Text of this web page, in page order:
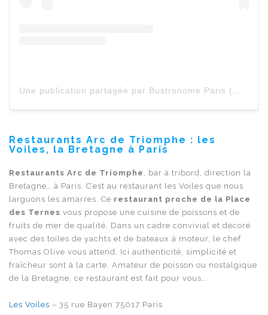
Une publication partagée par Bustronome Paris (@bustronomeparis)
Restaurants Arc de Triomphe : les
Voiles, la Bretagne à Paris
Restaurants Arc de Triomphe , bar à tribord, direction la
Bretagne… à Paris. C’est au restaurant les Voiles que nous
larguons les amarres. Ce restaurant proche de la Place
des Ternes vous propose une cuisine de poissons et de
fruits de mer de qualité. Dans un cadre convivial et décoré
avec des toiles de yachts et de bateaux à moteur, le chef
Thomas Olive vous attend. Ici authenticité, simplicité et
fraîcheur sont à la carte. Amateur de poisson ou nostalgique
de la Bretagne, ce restaurant est fait pour vous…
Les Voiles – 35 rue Bayen 75017 Paris